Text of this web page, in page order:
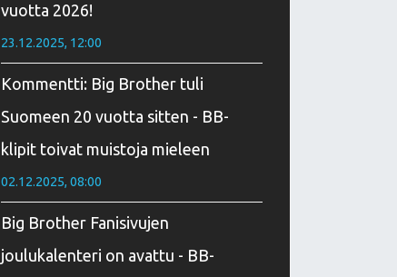
vuotta 2026!
23.12.2025, 12:00
Kommentti: Big Brother tuli
Suomeen 20 vuotta sitten - BB-
klipit toivat muistoja mieleen
02.12.2025, 08:00
Big Brother Fanisivujen
joulukalenteri on avattu - BB-